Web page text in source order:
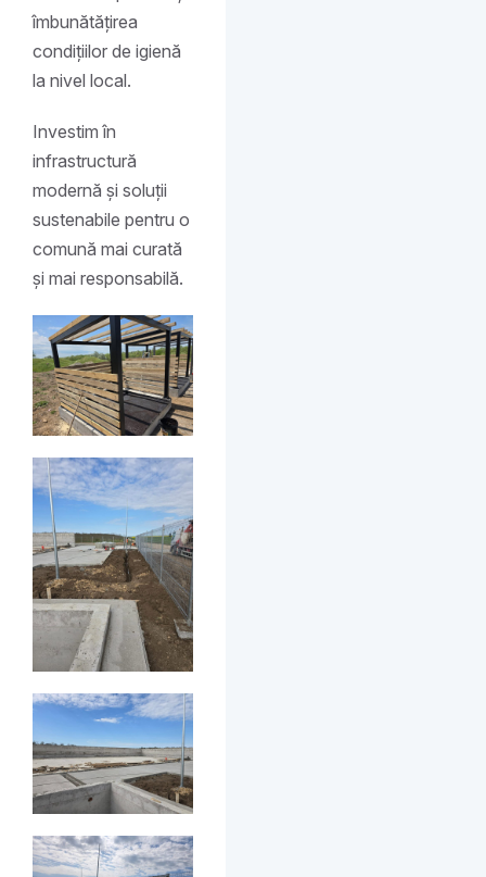
îmbunătățirea
condițiilor de igienă
la nivel local.
Investim în
infrastructură
modernă și soluții
sustenabile pentru o
comună mai curată
și mai responsabilă.